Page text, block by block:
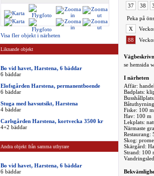
Visa fler objekt i närheten
Liknande objekt
Bo vid havet, Harstena, 6 bäddar
6 bäddar
Elofsgården Harstena, permanentboende
6 bäddar
Stuga med havsutsikt, Harstena
4 bäddar
Carlsgården Harstena, kortvecka 3500 kr
4+2 bäddar
Andra objekt från samma uthyrare
Bo vid havet, Harstena, 6 bäddar
6 bäddar
37
38
Peka på
X
88
se hemsida
I närheten
Affär:
Badplats:
Båtuthyrning
Fiske: 100 m
Hav: 100 m
Lekplats:
Närmaste
Restaurang:
Skog:
Skärgård:
Strand: 100